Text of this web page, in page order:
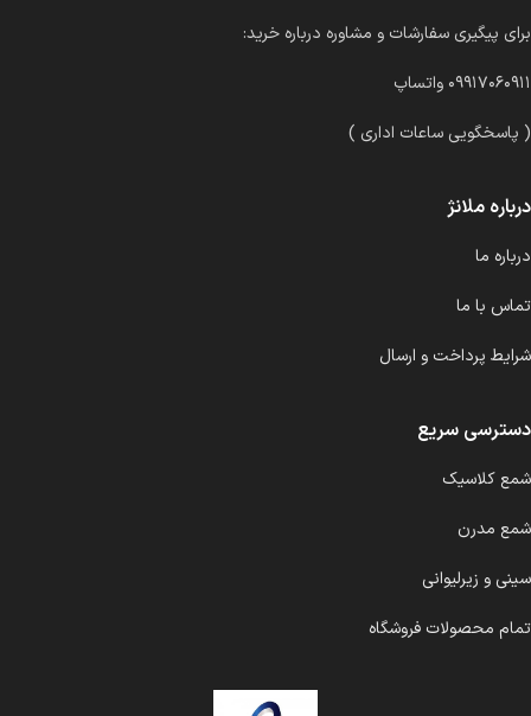
برای پیگیری سفارشات و مشاوره درباره خرید:
۰۹۹۱۷۰۶۰۹۱۱ واتساپ
( پاسخگویی ساعات اداری )
درباره ملانژ
درباره ما
تماس با ما
شرایط پرداخت و ارسال
دسترسی سریع
شمع کلاسیک
شمع مدرن
سینی و زیرلیوانی
تمام محصولات فروشگاه